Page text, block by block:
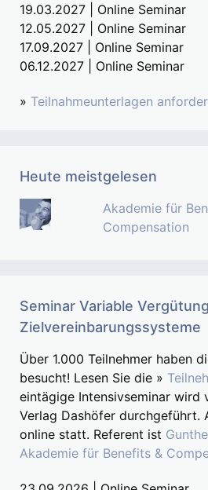
19.03.2027 | Online Seminar
12.05.2027 | Online Seminar
17.09.2027 | Online Seminar
06.12.2027 | Online Seminar
» Teilnahmeunterlagen
Heute meistgelesen
Akademie für
Compensation
Seminar Variable
Zielvereinbarungssysteme
Über 1.000 Teilnehmer haben
besucht! Lesen Sie die »
eintägige Intensivseminar wird
Verlag Dashöfer durchgeführt.
online statt. Referent ist
Akademie für Benefits &